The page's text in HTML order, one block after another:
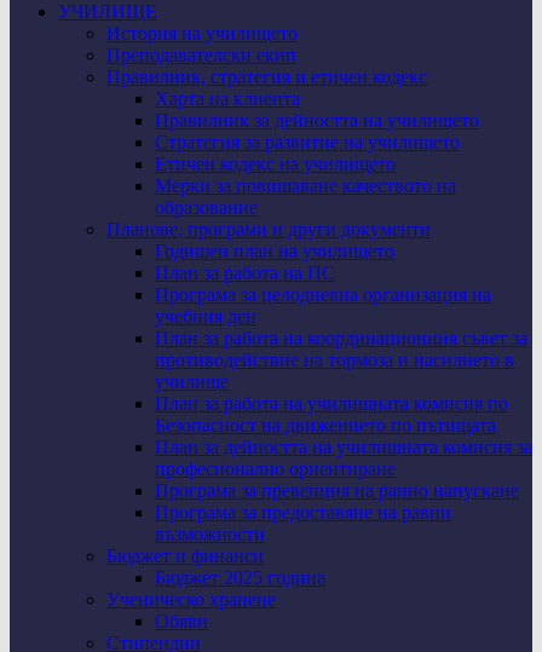
УЧИЛИЩЕ
История на училището
Преподавателски екип
Правилник, стратегия и етичен кодекс
Харта на клиента
Правилник за дейността на училището
Стратегия за развитие на училището
Етичен кодекс на училището
Мерки за повишаване качеството на
образование
Планове, програми и други документи
Годишен план на училището
План за работа на ПС
Програма за целодневна организация на
учебния ден
План за работа на координационния съвет за
противодействие на тормоза и насилието в
училище
План за работа на училищната комисия по
Безопасност на движението по пътищата
План за дейността на училищната комисия за
професионално ориентиране
Програма за превенция на ранно напускане
Програма за предоставяне на равни
възможности
Бюджет и финанси
Бюджет 2025 година
Ученическо хранене
Обяви
Стипендии